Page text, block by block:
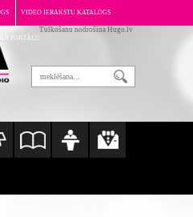
VIDEO IERAKSTU KATALOGS
PAR PORTĀLU
Tulkošanu nodrošina Hugo.lv